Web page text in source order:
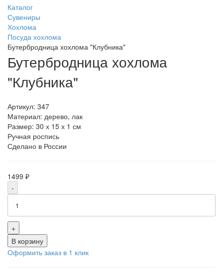
Каталог
Сувениры
Хохлома
Посуда хохлома
Бутербродница хохлома "Клубника"
Бутербродница хохлома
"Клубника"
Артикул: 347
Материал: дерево, лак
Размер: 30 х 15 х 1 см
Ручная роспись
Сделано в России
1499 ₽
-
+
В корзину
Оформить заказ в 1 клик